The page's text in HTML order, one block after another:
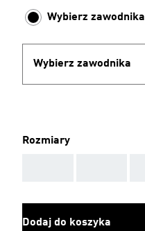
Wybierz zawodnika
Wybierz zawodnika
Rozmiary
Dodaj do koszyka